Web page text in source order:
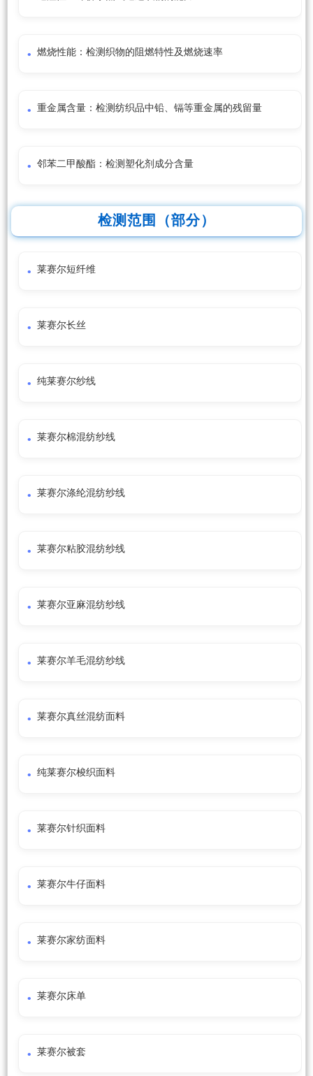
燃烧性能：检测织物的阻燃特性及燃烧速率
重金属含量：检测纺织品中铅、镉等重金属的残留量
邻苯二甲酸酯：检测塑化剂成分含量
检测范围（部分）
莱赛尔短纤维
莱赛尔长丝
纯莱赛尔纱线
莱赛尔棉混纺纱线
莱赛尔涤纶混纺纱线
莱赛尔粘胶混纺纱线
莱赛尔亚麻混纺纱线
莱赛尔羊毛混纺纱线
莱赛尔真丝混纺面料
纯莱赛尔梭织面料
莱赛尔针织面料
莱赛尔牛仔面料
莱赛尔家纺面料
莱赛尔床单
莱赛尔被套